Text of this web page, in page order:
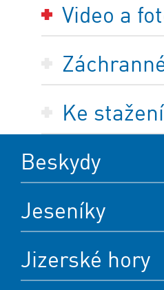
Video a
Ke stažení
Beskydy
Jeseníky
Jizerské hory